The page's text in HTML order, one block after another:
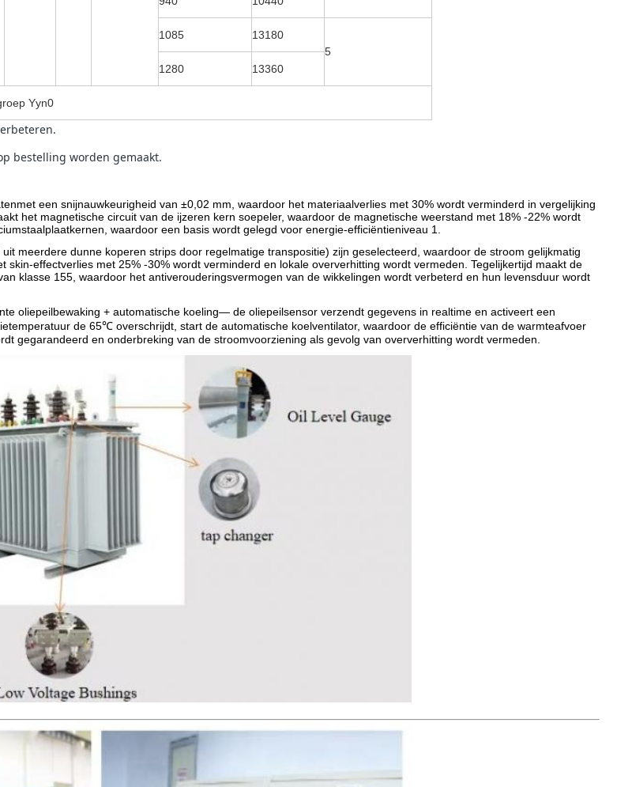
1085
13180
5
1280 13360
Yyn0
bestelling worden gemaakt.
met een snijnauwkeurigheid van ±0,02 mm, waardoor het materiaalverlies met 30% wordt verminderd in vergelijking
het magnetische circuit van de ijzeren kern soepeler, waardoor de magnetische weerstand met 18% -22% wordt
waardoor een basis wordt gelegd voor energie-efficiëntieniveau 1.
meerdere dunne koperen strips door regelmatige transpositie) zijn geselecteerd, waardoor de stroom gelijkmatig
effectverlies met 25% -30% wordt verminderd en lokale oververhitting wordt vermeden. Tegelijkertijd maakt de
klasse 155, waardoor het antiverouderingsvermogen van de wikkelingen wordt verbeterd en hun levensduur wordt
oliepeilbewaking + automatische koeling— de oliepeilsensor verzendt gegevens in realtime en activeert een
de 65℃ overschrijdt, start de automatische koelventilator, waardoor de efficiëntie van de warmteafvoer
gegarandeerd en onderbreking van de stroomvoorziening als gevolg van oververhitting wordt vermeden.